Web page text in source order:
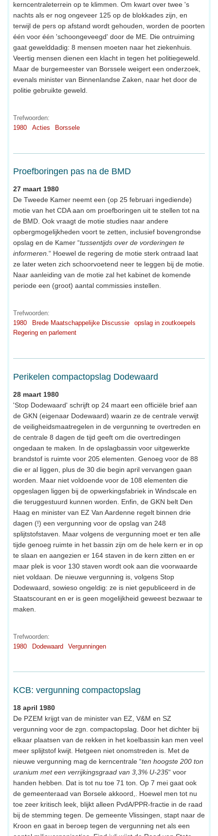
kerncentraleterrein op te klimmen. Om kwart over twee 's
nachts als er nog ongeveer 125 op de blokkades zijn, en
terwijl de pers op afstand wordt gehouden, worden de poorten
één voor één 'schoongeveegd' door de ME. Die ontruiming
gaat gewelddadig: 8 mensen moeten naar het ziekenhuis.
Veertig mensen dienen een klacht in tegen het politiegeweld.
Maar de burgemeester van Borssele weigert een onderzoek,
evenals minister van Binnenlandse Zaken, naar het door de
politie gebruikte geweld.
Trefwoorden:
1980
Acties Borssele
Proefboringen pas na de BMD
27 maart 1980
De Tweede Kamer neemt een (op 25 februari ingediende)
motie van het CDA aan om proefboringen uit te stellen tot na
de BMD. Ook vraagt de motie studies naar andere
opbergmogelijkheden voort te zetten, inclusief bovengrondse
opslag en de Kamer “tussentijds over de vorderingen te
informeren.“ Hoewel de regering de motie sterk ontraad laat
ze later weten zich schoorvoetend neer te leggen bij de motie.
Naar aanleiding van de motie zal het kabinet de komende
periode een (groot) aantal commissies instellen.
Trefwoorden:
1980
Brede Maatschappelijke Discussie
opslag in zoutkoepels
Regering en parlement
Perikelen compactopslag Dodewaard
28 maart 1980
'Stop Dodewaard' schrijft op 24 maart een officiële brief aan
de GKN (eigenaar Dodewaard) waarin ze de centrale verwijt
de veiligheidsmaatregelen in de vergunning te overtreden en
de centrale 8 dagen de tijd geeft om die overtredingen
ongedaan te maken. In de opslagbassin voor uitgewerkte
brandstof is ruimte voor 205 elementen. Genoeg voor de 88
die er al liggen, plus de 30 die begin april vervangen gaan
worden. Maar niet voldoende voor de 108 elementen die
opgeslagen liggen bij de opwerkingsfabriek in Windscale en
die teruggestuurd kunnen worden. Enfin, de GKN belt Den
Haag en minister van EZ Van Aardenne regelt binnen drie
dagen (!) een vergunning voor de opslag van 248
splijtstofstaven. Maar volgens de vergunning moet er ten alle
tijde genoeg ruimte in het bassin zijn om de hele kern er in op
te slaan en aangezien er 164 staven in de kern zitten en er
maar plek is voor 130 staven wordt ook aan die voorwaarde
niet voldaan. De nieuwe vergunning is, volgens Stop
Dodewaard, sowieso ongeldig: ze is niet gepubliceerd in de
Staatscourant en er is geen mogelijkheid geweest bezwaar te
maken.
Trefwoorden:
1980
Dodewaard Vergunningen
KCB: vergunning compactopslag
18 april 1980
De PZEM krijgt van de minister van EZ, V&M en SZ
vergunning voor de zgn. compactopslag. Door het dichter bij
elkaar plaatsen van de rekken in het koelbassin kan men veel
meer splijtstof kwijt. Hetgeen niet onomstreden is. Met de
nieuwe vergunning mag de kerncentrale “ten hoogste 200 ton
uranium met een verrijkingsgraad van 3,3% U-235“ voor
handen hebben. Dat is tot nu toe 71 ton. Op 7 mei gaat ook
de gemeenteraad van Borsele akkoord,. Hoewel men tot nu
toe zeer kritisch leek, blijkt alleen PvdA/PPR-fractie in de raad
bij de stemming tegen. De gemeente Vlissingen, stapt naar de
Kroon en gaat in beroep tegen de vergunning net als een